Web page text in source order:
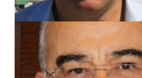
ΑΠΟΨΕΙΣ | 23/08/2023 · 10:07
Γιώργος Αποστολόπουλος:
Πάρνηθα, Ελλάδα ένας
αποτέφρωση με ευθύνες